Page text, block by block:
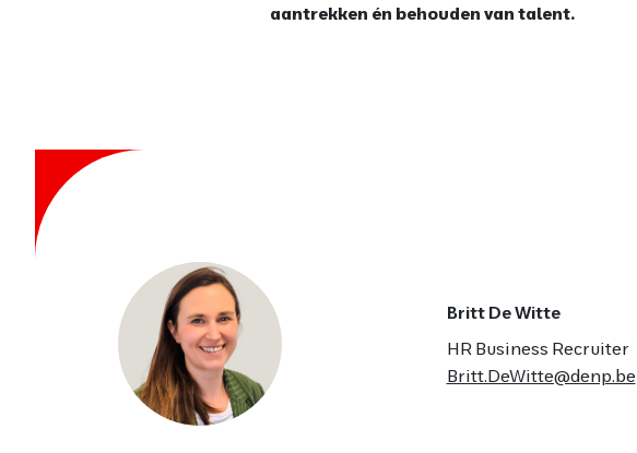
aantrekken én behouden van talent.
Britt De Witte
HR Business Recruiter
Britt.DeWitte@denp.be